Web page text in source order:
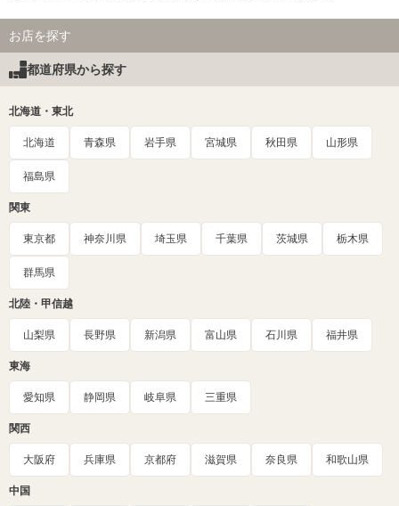
お店を探す
都道府県から探す
北海道・東北
北海道 青森県 岩手県 宮城県 秋田県 山形県
福島県
関東
東京都 神奈川県 埼玉県 千葉県 茨城県 栃木県
群馬県
北陸・甲信越
山梨県 長野県 新潟県 富山県 石川県 福井県
東海
愛知県 静岡県 岐阜県 三重県
関西
大阪府 兵庫県 京都府 滋賀県 奈良県 和歌山県
中国